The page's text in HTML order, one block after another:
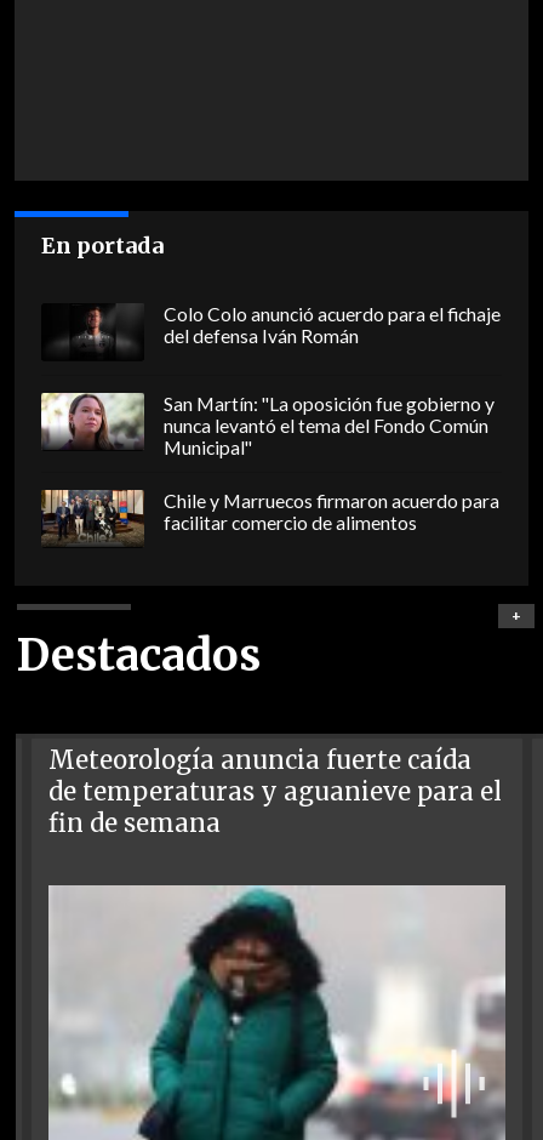
En portada
Colo Colo anunció acuerdo para el fichaje
del defensa Iván Román
San Martín: "La oposición fue gobierno y
nunca levantó el tema del Fondo Común
Municipal"
Chile y Marruecos firmaron acuerdo para
facilitar comercio de alimentos
Destacados
+
Meteorología anuncia fuerte caída
de temperaturas y aguanieve para el
fin de semana